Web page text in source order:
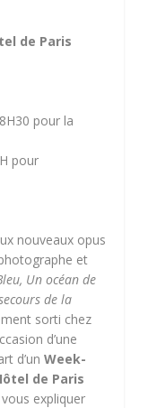
de Paris
pour la
pour
nouveaux opus
et
Un océan de
de la
sorti chez
d’une
d’unWeek-
de Paris
expliquer